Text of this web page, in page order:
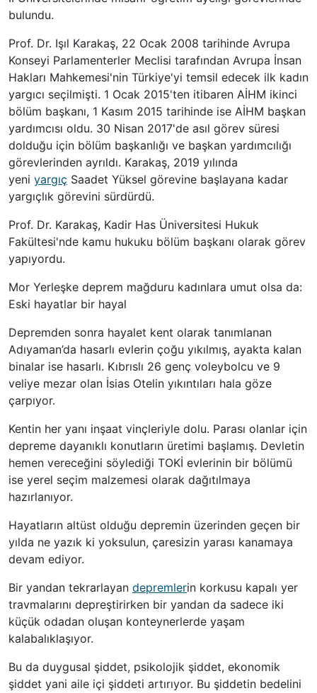
bulundu.
Prof. Dr. Işıl Karakaş, 22 Ocak 2008 tarihinde Avrupa
Konseyi Parlamenterler Meclisi tarafından Avrupa İnsan
Hakları Mahkemesi'nin Türkiye'yi temsil edecek ilk kadın
yargıcı seçilmişti. 1 Ocak 2015'ten itibaren AİHM ikinci
bölüm başkanı, 1 Kasım 2015 tarihinde ise AİHM başkan
yardımcısı oldu. 30 Nisan 2017'de asıl görev süresi
dolduğu için bölüm başkanlığı ve başkan yardımcılığı
görevlerinden ayrıldı. Karakaş, 2019 yılında
yeni yargıç Saadet Yüksel görevine başlayana kadar
yargıçlık görevini sürdürdü.
Prof. Dr. Karakaş, Kadir Has Üniversitesi Hukuk
Fakültesi'nde kamu hukuku bölüm başkanı olarak görev
yapıyordu.
Mor Yerleşke deprem mağduru kadınlara umut olsa da:
Eski hayatlar bir hayal
Depremden sonra hayalet kent olarak tanımlanan
Adıyaman’da hasarlı evlerin çoğu yıkılmış, ayakta kalan
binalar ise hasarlı. Kıbrıslı 26 genç voleybolcu ve 9
veliye mezar olan İsias Otelin yıkıntıları hala göze
çarpıyor.
Kentin her yanı inşaat vinçleriyle dolu. Parası olanlar için
depreme dayanıklı konutların üretimi başlamış. Devletin
hemen vereceğini söylediği TOKİ evlerinin bir bölümü
ise yerel seçim malzemesi olarak dağıtılmaya
hazırlanıyor.
Hayatların altüst olduğu depremin üzerinden geçen bir
yılda ne yazık ki yoksulun, çaresizin yarası kanamaya
devam ediyor.
Bir yandan tekrarlayan depremlerin korkusu kapalı yer
travmalarını depreştirirken bir yandan da sadece iki
küçük odadan oluşan konteynerlerde yaşam
kalabalıklaşıyor.
Bu da duygusal şiddet, psikolojik şiddet, ekonomik
şiddet yani aile içi şiddeti artırıyor. Bu şiddetin bedelini